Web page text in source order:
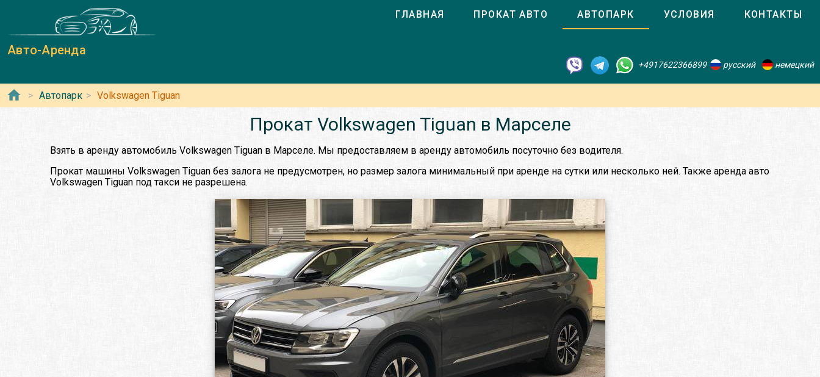
Авто-Аренда
ГЛАВНАЯ ПРОКАТ АВТО АВТОПАРК УСЛОВИЯ КОНТАКТЫ
+4917622366899 русский немецкий
Автопарк Volkswagen Tiguan
Прокат Volkswagen Tiguan в Марселе
Взять в аренду автомобиль Volkswagen Tiguan в Марселе. Мы предоставляем в аренду автомобиль посуточно без водителя.
Прокат машины Volkswagen Tiguan без залога не предусмотрен, но размер залога минимальный при аренде на сутки или несколько ней. Также аренда авто
Volkswagen Tiguan под такси не разрешена.